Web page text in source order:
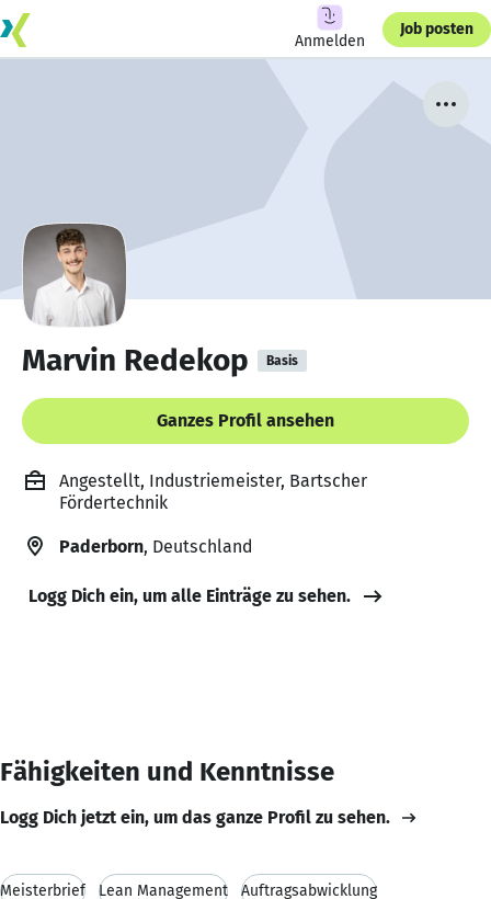
Anmelden
Job posten
Marvin Redekop Basis
Ganzes Profil ansehen
Angestellt, Industriemeister, Bartscher
Fördertechnik
Paderborn, Deutschland
Logg Dich ein, um alle Einträge zu sehen.
Fähigkeiten und Kenntnisse
Logg Dich jetzt ein, um das ganze Profil zu sehen.
Meisterbrief Lean Management Auftragsabwicklung